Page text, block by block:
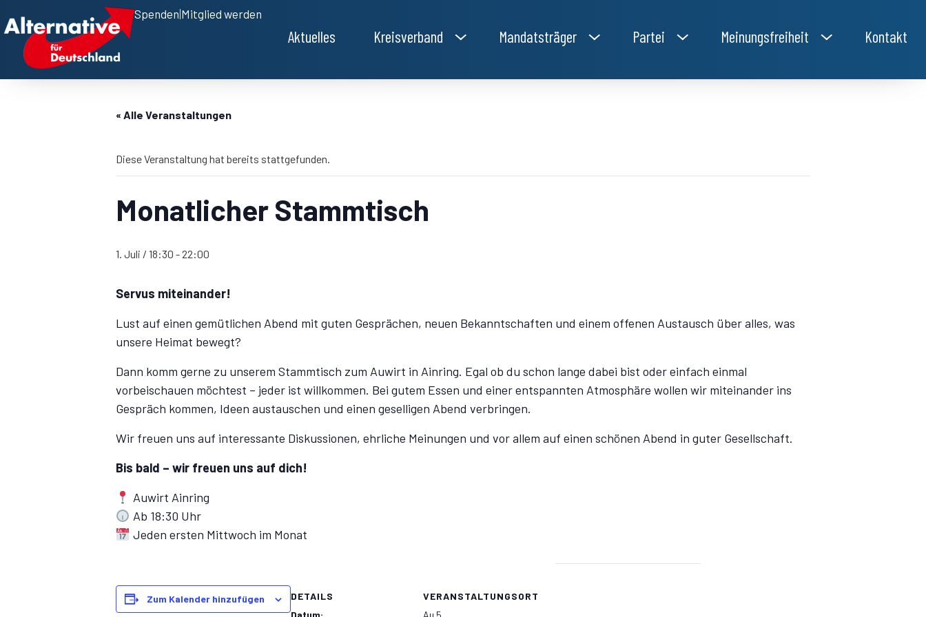
Spenden Mitglied werden
Aktuelles Kreisverband Mandatsträger Partei Meinungsfreiheit Kontakt
« Alle Veranstaltungen
Diese Veranstaltung hat bereits stattgefunden.
Monatlicher Stammtisch
1. Juli / 18:30 - 22:00
Servus miteinander!
Lust auf einen gemütlichen Abend mit guten Gesprächen, neuen Bekanntschaften und einem offenen Austausch über alles, was
unsere Heimat bewegt?
Dann komm gerne zu unserem Stammtisch zum Auwirt in Ainring. Egal ob du schon lange dabei bist oder einfach einmal
vorbeischauen möchtest – jeder ist willkommen. Bei gutem Essen und einer entspannten Atmosphäre wollen wir miteinander ins
Gespräch kommen, Ideen austauschen und einen geselligen Abend verbringen.
Wir freuen uns auf interessante Diskussionen, ehrliche Meinungen und vor allem auf einen schönen Abend in guter Gesellschaft.
Bis bald – wir freuen uns auf dich!
Auwirt Ainring
Ab 18:30 Uhr
Jeden ersten Mittwoch im Monat
Zum Kalender hinzufügen
DETAILS
Datum:
VERANSTALTUNGSORT
Au 5